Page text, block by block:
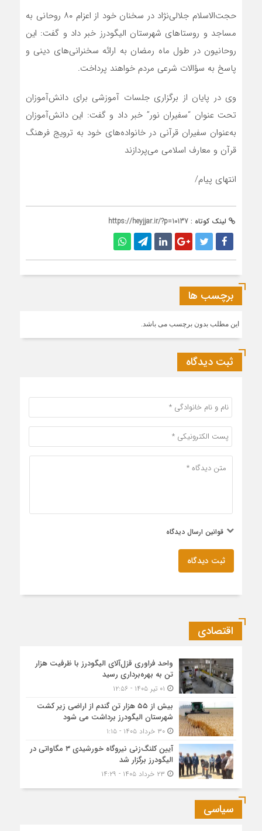
حجت‌الاسلام جلالی‌نژاد در سخنان خود از اعزام ۸۰ روحانی به
مساجد و روستاهای شهرستان الیگودرز خبر داد و گفت: این
روحانیون در طول ماه رمضان به ارائه سخنرانی‌های دینی و
پاسخ به سؤالات شرعی مردم خواهند پرداخت.
وی در پایان از برگزاری جلسات آموزشی برای دانش‌آموزان
تحت عنوان “سفیران نور” خبر داد و گفت: این دانش‌آموزان
به‌عنوان سفیران قرآنی در خانواده‌های خود به ترویج فرهنگ
قرآن و معارف اسلامی می‌پردازند
انتهای پیام/
لینک کوتاه : https://heyjjar.ir/?p=10137
برچسب ها
این مطلب بدون برچسب می باشد.
ثبت دیدگاه
قوانین ارسال دیدگاه
ثبت دیدگاه
اقتصادی
واحد فراوری قزل‌آلای الیگودرز با ظرفیت هزار
تن به بهره‌برداری رسید
بیش از ۵۵ هزار تن گندم از اراضی زیر کشت
شهرستان الیگودرز برداشت می شود
۳۰ خرداد ۱۴۰۵ - ۱:۱۵
آیین کلنگ‌زنی نیروگاه خورشیدی ۳ مگاواتی در
الیگودرز برگزار شد
سیاسی